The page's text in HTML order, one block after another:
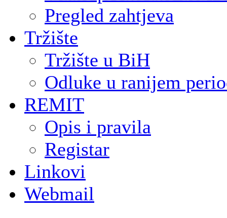
Pregled zahtjeva
Tržište
Tržište u BiH
Odluke u ranijem
REMIT
Opis i pravila
Registar
Linkovi
Webmail